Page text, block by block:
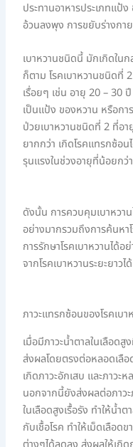
ประทานอาหารประเภทแป้
อ้วนลงพุง การขยับร่างกา
เบาหวานชนิดนี้ มักเกิดใน
ก็ตาม โรคเบาหวานชนิดที่
เรื่อยๆ เช่น อายุ 20 – 30
เป็นแป้ง ของหวาน หรือก
ป่วยเบาหวานชนิดที่ 2 ที่อา
ยากกว่า เกิดโรคแทรกซ้อน
รุนแรงในช่วงอายุที่น้อยกว่า
ดังนั้น การควบคุมเบาหวา
อย่างมากรวมถึงการค้นหา
การรักษาโรคเบาหวานได้
จากโรคเบาหวานระยะยาวได้
ภาวะแทรกซ้อนของโรคเบา
เมื่อมีภาวะน้ำตาลในเลือด
ส่งผลโดยตรงต่อหลอดเลือ
เกิดภาวะอักเสบ และภาว
นอกจากนี้ยังส่งผลต่อภาว
ในเลือดสูงเรื้อรัง ทำให้น้ำ
กับเชื้อโรค ทำให้เม็ดเลือด